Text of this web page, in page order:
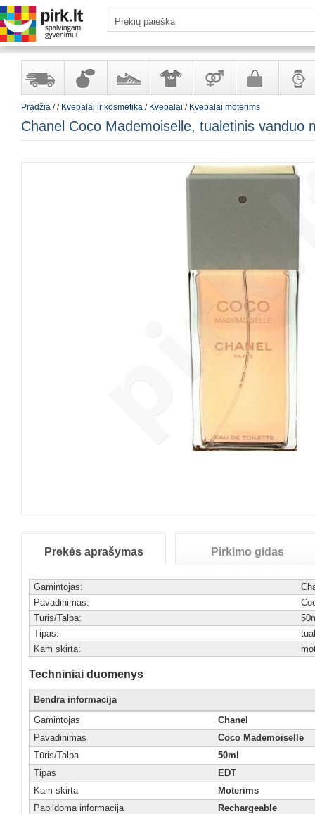
sandėlyjeir
kosmetika
ir
aksesuarai
suaugusiems
ir
Pradžia // Kvepalai ir kosmetika / Kvepalai / Kvepalai moterims
Chanel Coco Mademoiselle, tualetinis vanduo
Prekės aprašymas Pirkimo gidas
Gamintojas:
Pavadinimas:
Tūris/Talpa:
Tipas:
Kam skirta:
Techniniai duomenys
Bendra informacija
Gamintojas
Chanel
Pavadinimas
Coco Mademoiselle
Tūris/Talpa
50ml
Tipas
EDT
Kam skirta
Moterims
Papildoma informacija
Rechargeable